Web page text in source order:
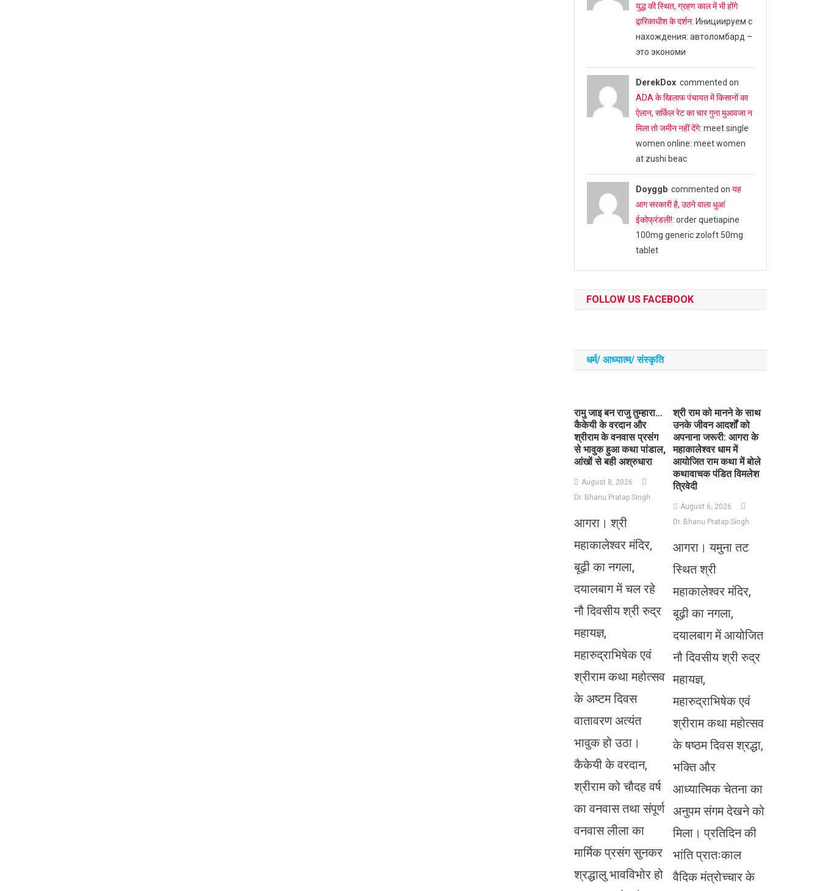
युद्ध की स्थित, ग्रहण काल में भी होंगे
द्वारिकाधीश के दर्शन: Инициируем с
нахождения: автоломбард –
это экономи
DerekDoxcommented on
ADA के खिलाफ पंचायत में किसानों का
ऐलान, सर्किल रेट का चार गुना मुआवजा न
मिला तो जमीन नहीं देंगे: meet single
women online: meet women
at zushi beac
Doyggbcommented on यह
आग सरकारी है, उठने वाला धुआं
ईकोफ्रंडली!: order quetiapine
100mg generic zoloft 50mg
tablet
FOLLOW US FACEBOOK
धर्म/ आध्‍यात्‍म/ संस्‍कृति
रामु जाइ बन राजु तुम्हारा…
कैकेयी के वरदान और
श्रीराम के वनवास प्रसंग
से भावुक हुआ कथा पांडाल,
आंखों से बही अश्रुधारा
August 8, 2026
Dr. Bhanu Pratap Singh
आगरा। श्री
महाकालेश्वर मंदिर,
बूढ़ी का नगला,
दयालबाग में चल रहे
नौ दिवसीय श्री रुद्र
महायज्ञ,
महारुद्राभिषेक एवं
श्रीराम कथा महोत्सव
के अष्टम दिवस
वातावरण अत्यंत
भावुक हो उठा।
कैकेयी के वरदान,
श्रीराम को चौदह वर्ष
का वनवास तथा संपूर्ण
वनवास लीला का
मार्मिक प्रसंग सुनकर
श्रद्धालु भावविभोर हो
​श्री राम को मानने के साथ
उनके जीवन आदर्शों को
अपनाना जरूरी: आगरा के
महाकालेश्वर धाम में
आयोजित राम कथा में बोले
कथावाचक पंडित विमलेश
त्रिवेदी
August 6, 2026
Dr. Bhanu Pratap Singh
आगरा। यमुना तट
स्थित श्री
महाकालेश्वर मंदिर,
बूढ़ी का नगला,
दयालबाग में आयोजित
नौ दिवसीय श्री रुद्र
महायज्ञ,
महारुद्राभिषेक एवं
श्रीराम कथा महोत्सव
के षष्ठम दिवस श्रद्धा,
भक्ति और
आध्यात्मिक चेतना का
अनुपम संगम देखने को
मिला। प्रतिदिन की
भांति प्रातःकाल
वैदिक मंत्रोच्चार के